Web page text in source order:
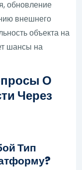
обновление
внешнего
объекта на
шансы на
О
Через
Тип